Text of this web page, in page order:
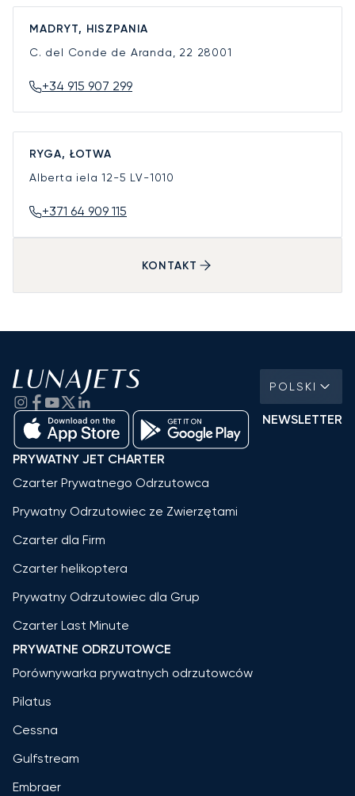
MADRYT, HISZPANIA
C. del Conde de Aranda, 22 28001
+34 915 907 299
RYGA, ŁOTWA
Alberta iela 12-5 LV-1010
+371 64 909 115
KONTAKT
POLSKI
NEWSLETTER
PRYWATNY JET CHARTER
Czarter Prywatnego Odrzutowca
Prywatny Odrzutowiec ze Zwierzętami
Czarter dla Firm
Czarter helikoptera
Prywatny Odrzutowiec dla Grup
Czarter Last Minute
PRYWATNE ODRZUTOWCE
Porównywarka prywatnych odrzutowców
Pilatus
Cessna
Gulfstream
Embraer